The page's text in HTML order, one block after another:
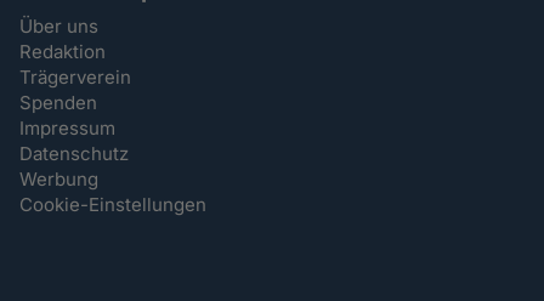
Über uns
Redaktion
Trägerverein
Spenden
Impressum
Datenschutz
Werbung
Cookie-Einstellungen